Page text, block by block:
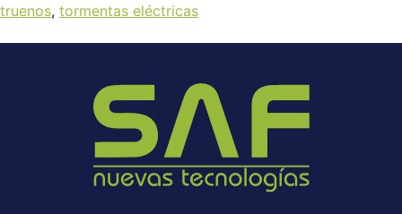
truenos, tormentas eléctricas